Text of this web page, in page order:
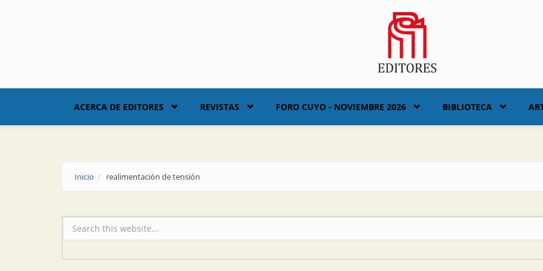
ACERCA DE EDITORES REVISTAS FORO CUYO - NOVIEMBRE 2026 BIBLIOTECA
Inicio realimentación de tensión
Formulario de búsqueda